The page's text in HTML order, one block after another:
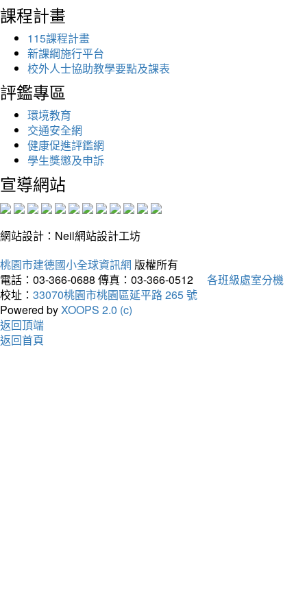
課程計畫
115課程計畫
新課綱施行平台
校外人士協助教學要點及課表
評鑑專區
環境教育
交通安全網
健康促進評鑑網
學生獎懲及申訴
宣導網站
網站設計：Neil網站設計工坊
桃園市建德國小全球資訊網 版權所有
電話：03-366-0688 傳真：03-366-0512
各班級處室分機
校址： 33070桃園市桃園區延平路 265 號
Powered byXOOPS 2.0 (c)
返回頂端
返回首頁